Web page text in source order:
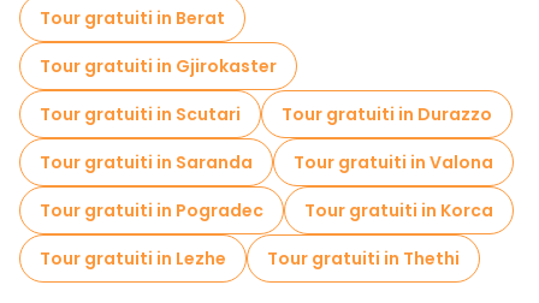
Musei in Tirana
Visita gratuita del centro storico Tirana
Visite al mercato in Tirana
Tour di degustazione locali in Tirana
Tour di Natale in Tirana
Tour gratuiti in Berat
Tour gratuiti in Gjirokaster
Tour gratuiti in Scutari
Tour gratuiti in Durazzo
Tour gratuiti in Saranda
Tour gratuiti in Valona
Tour gratuiti in Pogradec
Tour gratuiti in Korca
Tour gratuiti in Lezhe
Tour gratuiti in Thethi